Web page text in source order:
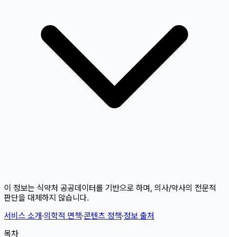
이 정보는 식약처 공공데이터를 기반으로 하며, 의사/약사의 전문적
판단을 대체하지 않습니다.
서비스 소개·의학적 면책·콘텐츠 정책·정보 출처
목차